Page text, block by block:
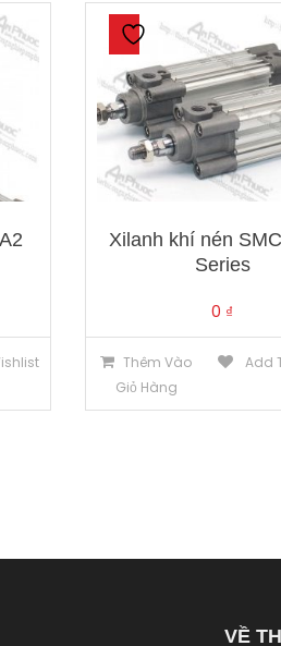
Xilanh khí nén
Series
0 ₫
Thêm Vào
Giỏ Hàng
Add
VỀ